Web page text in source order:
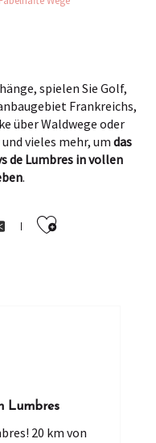
spielen Sie Golf,
Frankreichs,
über Waldwege oder
vieles mehr, umdas
de Lumbres in vollen
.
Ajouter
Lumbres
20 km von